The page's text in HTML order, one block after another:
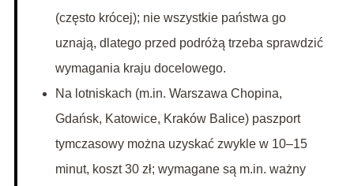
(często krócej); nie wszystkie państwa go
uznają, dlatego przed podróżą trzeba sprawdzić
wymagania kraju docelowego.
Na lotniskach (m.in. Warszawa Chopina,
Gdańsk, Katowice, Kraków Balice) paszport
tymczasowy można uzyskać zwykle w 10–15
minut, koszt 30 zł; wymagane są m.in. ważny